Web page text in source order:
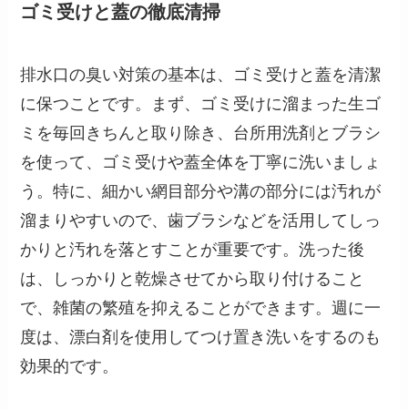
ゴミ受けと蓋の徹底清掃
排水口の臭い対策の基本は、ゴミ受けと蓋を清潔
に保つことです。まず、ゴミ受けに溜まった生ゴ
ミを毎回きちんと取り除き、台所用洗剤とブラシ
を使って、ゴミ受けや蓋全体を丁寧に洗いましょ
う。特に、細かい網目部分や溝の部分には汚れが
溜まりやすいので、歯ブラシなどを活用してしっ
かりと汚れを落とすことが重要です。洗った後
は、しっかりと乾燥させてから取り付けること
で、雑菌の繁殖を抑えることができます。週に一
度は、漂白剤を使用してつけ置き洗いをするのも
効果的です。